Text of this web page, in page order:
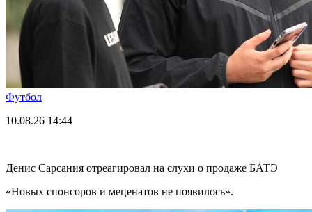
Футбол
10.08.26 14:44
Денис Сарсания отреагировал на слухи о продаже БАТЭ
«Новых спонсоров и меценатов не появилось».